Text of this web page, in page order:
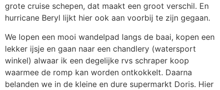
grote cruise schepen, dat maakt een groot verschil. En
hurricane Beryl lijkt hier ook aan voorbij te zijn gegaan.
We lopen een mooi wandelpad langs de baai, kopen een
lekker ijsje en gaan naar een chandlery (watersport
winkel) alwaar ik een degelijke rvs schraper koop
waarmee de romp kan worden ontkokkelt. Daarna
belanden we in de kleine en dure supermarkt Doris. Hier